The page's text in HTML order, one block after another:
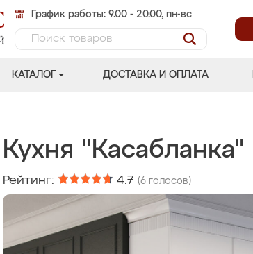
График работы: 9.00 - 20.00, пн-вс
КАТАЛОГ ДОСТАВКА И ОПЛАТА
Кухня "Касабланка"
Рейтинг: 4.7 (6 голосов)